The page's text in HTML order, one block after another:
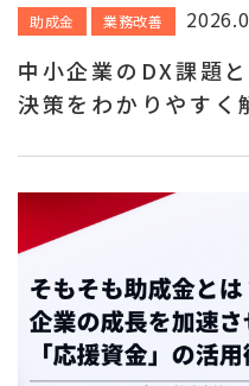
助成金 業務改善
中小企業のDX課題
決策をわかりやすく